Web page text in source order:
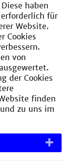
haben
für
Website.
Cookies
von
der Cookies
finden
und zu uns im